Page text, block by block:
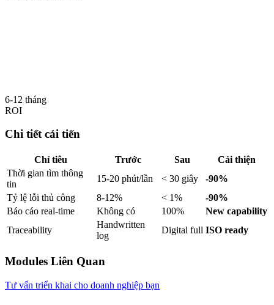
6-12 tháng
ROI
Chi tiết cải tiến
Chỉ tiêu Trước Sau
Cải thiện
Thời gian tìm thông
tin
15-20 phút/lần < 30 giây
-90%
Tỷ lệ lỗi thủ công
8-12% < 1%
-90%
Báo cáo real-time
Không có 100%
New capability
Traceability
Handwritten
log
Digital full ISO ready
Modules Liên Quan
Tư vấn triển khai cho doanh nghiệp bạn